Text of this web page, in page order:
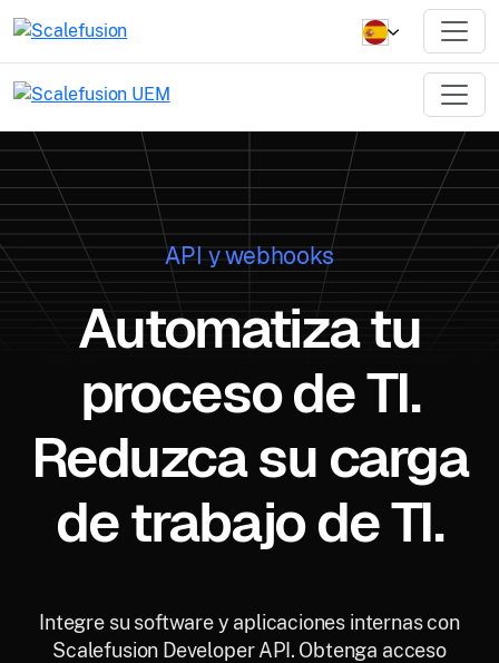
API y webhooks
Automatiza tu
proceso de TI.
Reduzca su carga
de trabajo de TI.
Integre su software y aplicaciones internas con
Scalefusion Developer API. Obtenga acceso